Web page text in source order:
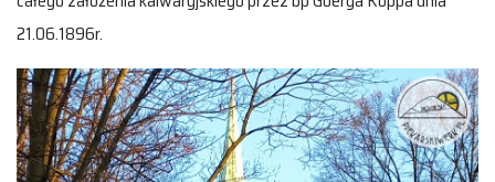
21.06.1896r.